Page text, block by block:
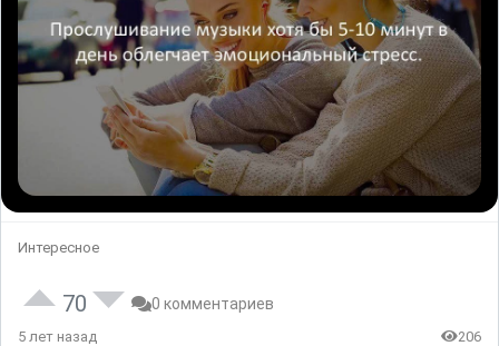
Интересное
70 0 комментариев
5 лет назад 206